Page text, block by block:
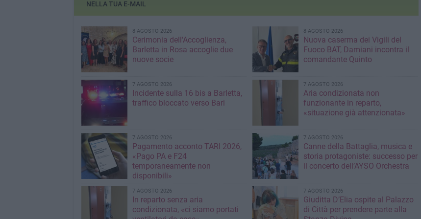
NELLA TUA E-MAIL
8 AGOSTO 2026
Cerimonia dell'Accoglienza,
Barletta in Rosa accoglie due
nuove socie
8 AGOSTO 2026
Nuova caserma dei Vigili del
Fuoco BAT, Damiani incontra il
comandante Quinto
7 AGOSTO 2026
Incidente sulla 16 bis a Barletta,
traffico bloccato verso Bari
7 AGOSTO 2026
Aria condizionata non
funzionante in reparto,
«situazione già attenzionata»
7 AGOSTO 2026
Pagamento acconto TARI 2026,
«Pago PA e F24
temporaneamente non
disponibili»
7 AGOSTO 2026
Canne della Battaglia, musica e
storia protagoniste: successo per
il concerto dell’AYSO Orchestra
7 AGOSTO 2026
In reparto senza aria
condizionata, «ci siamo portati
7 AGOSTO 2026
Giuditta D’Elia ospite al Palazzo
di Città per prendere parte alla